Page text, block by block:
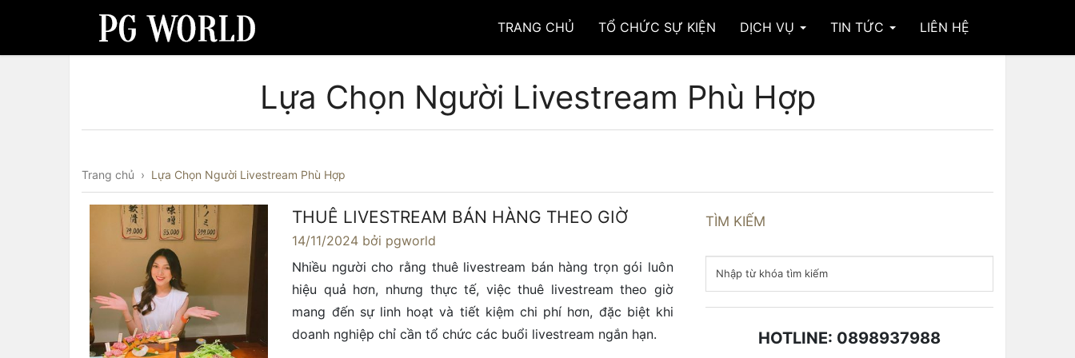
TRANG CHỦ TỔ CHỨC SỰ KIỆN DỊCH VỤ TIN TỨC LIÊN HỆ
Lựa Chọn Người Livestream Phù Hợp
Trang chủ › Lựa Chọn Người Livestream Phù Hợp
THUÊ LIVESTREAM BÁN HÀNG THEO GIỜ
14/11/2024 bởi pgworld
Nhiều người cho rằng thuê livestream bán hàng trọn gói luôn
hiệu quả hơn, nhưng thực tế, việc thuê livestream theo giờ
mang đến sự linh hoạt và tiết kiệm chi phí hơn, đặc biệt khi
doanh nghiệp chỉ cần tổ chức các buổi livestream ngắn hạn.
TÌM KIẾM
HOTLINE: 0898937988